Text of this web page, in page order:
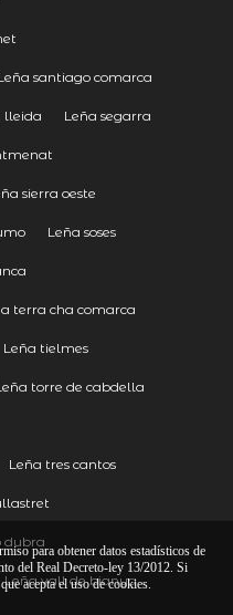
santiago comarca
lleida Leña segarra
sierra oeste
Leña soses
terra cha comarca
Leña tielmes
torre de cabdella
Leña tres cantos
dubra
Leña vall de bianya
para obtener datos estadísticos de
del Real Decreto-ley 13/2012. Si
acepta el uso de cookies.